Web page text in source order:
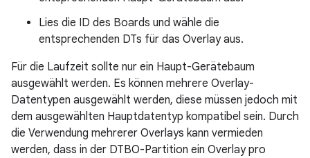
Lies die ID des Boards und wähle die
entsprechenden DTs für das Overlay aus.
Für die Laufzeit sollte nur ein Haupt-Gerätebaum
ausgewählt werden. Es können mehrere Overlay-
Datentypen ausgewählt werden, diese müssen jedoch mit
dem ausgewählten Hauptdatentyp kompatibel sein. Durch
die Verwendung mehrerer Overlays kann vermieden
werden, dass in der DTBO-Partition ein Overlay pro